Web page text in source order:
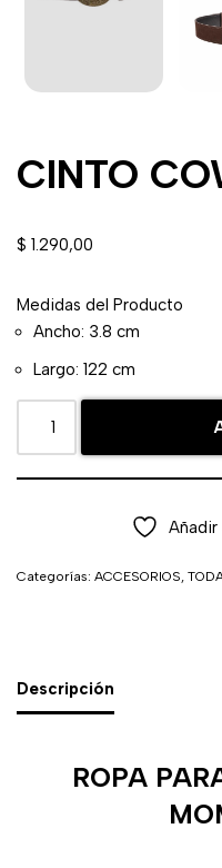
CINTO
$ 1.290,00
Medidas del Producto
Ancho: 3.8 cm
Largo: 122 cm
Añadir
Categorías: ACCESORIOS
Descripción
ROPA